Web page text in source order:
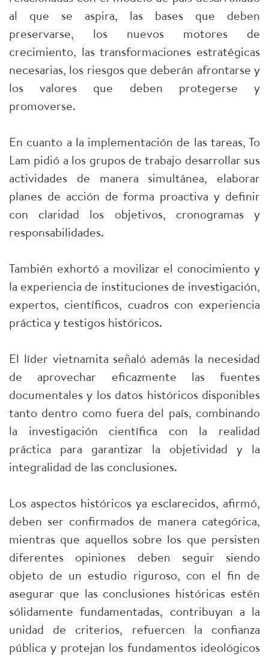
al que se aspira, las bases que deben
preservarse, los nuevos motores de
crecimiento, las transformaciones estratégicas
necesarias, los riesgos que deberán afrontarse y
los valores que deben protegerse y
promoverse.
En cuanto a la implementación de las tareas, To
Lam pidió a los grupos de trabajo desarrollar sus
actividades de manera simultánea, elaborar
planes de acción de forma proactiva y definir
con claridad los objetivos, cronogramas y
responsabilidades.
También exhortó a movilizar el conocimiento y
la experiencia de instituciones de investigación,
expertos, científicos, cuadros con experiencia
práctica y testigos históricos.
El líder vietnamita señaló además la necesidad
de aprovechar eficazmente las fuentes
documentales y los datos históricos disponibles
tanto dentro como fuera del país, combinando
la investigación científica con la realidad
práctica para garantizar la objetividad y la
integralidad de las conclusiones.
Los aspectos históricos ya esclarecidos, afirmó,
deben ser confirmados de manera categórica,
mientras que aquellos sobre los que persisten
diferentes opiniones deben seguir siendo
objeto de un estudio riguroso, con el fin de
asegurar que las conclusiones históricas estén
sólidamente fundamentadas, contribuyan a la
unidad de criterios, refuercen la confianza
pública y protejan los fundamentos ideológicos